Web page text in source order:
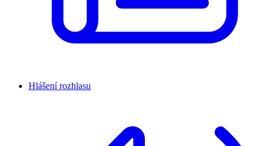
Hlášení rozhlasu